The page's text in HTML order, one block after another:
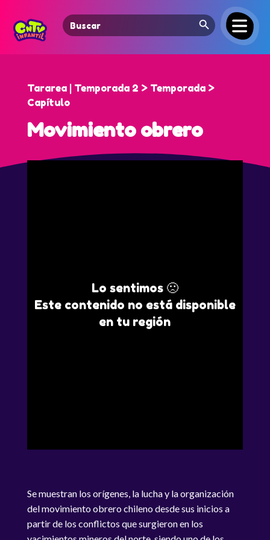
Search
for:
Search Button
Tararea | Temporada 2 > Temporada >
Capítulo
Movimiento obrero
Lo sentimos 🙁
Este contenido no está disponible
en tu región
Se muestran los orígenes, la lucha y la organización
del movimiento obrero chileno desde sus inicios a
partir de los conflictos que surgieron en los